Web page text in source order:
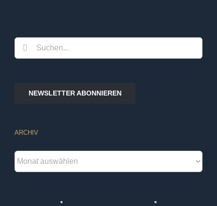
Suche
nach:
NEWSLETTER ABONNIEREN
ARCHIV
Archiv